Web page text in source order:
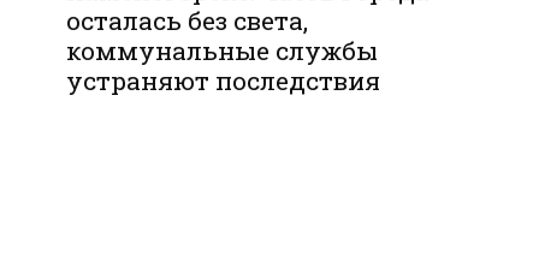
осталась без света,
коммунальные службы
устраняют последствия